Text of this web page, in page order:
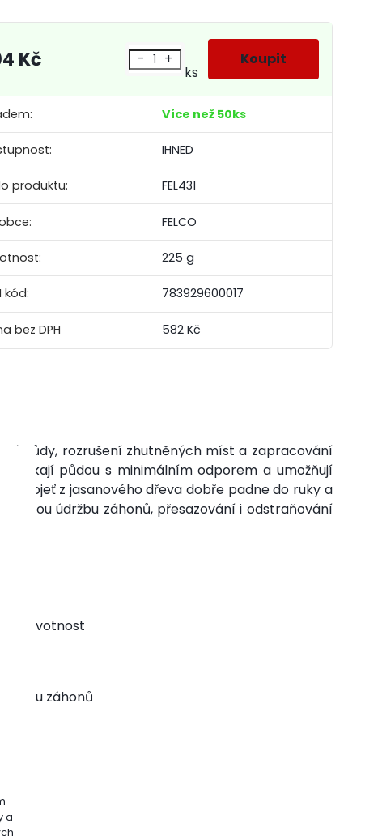
a
Více než 50ks
IHNED
produktu: FEL431
FELCO
225 g
kód: 783929600017
582 Kč
Kč - +
ks
půdy, rozrušení zhutněných míst a zapracování
půdou s minimálním odporem a umožňují
z jasanového dřeva dobře padne do ruky a
údržbu záhonů, přesazování i odstraňování
životnost
záhonů